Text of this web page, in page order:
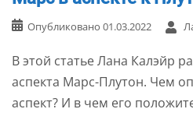
Опубликовано 01.03.2022
В этой статье Лана Калэйр
аспекта Марс-Плутон. Чем
аспект? И в чем его